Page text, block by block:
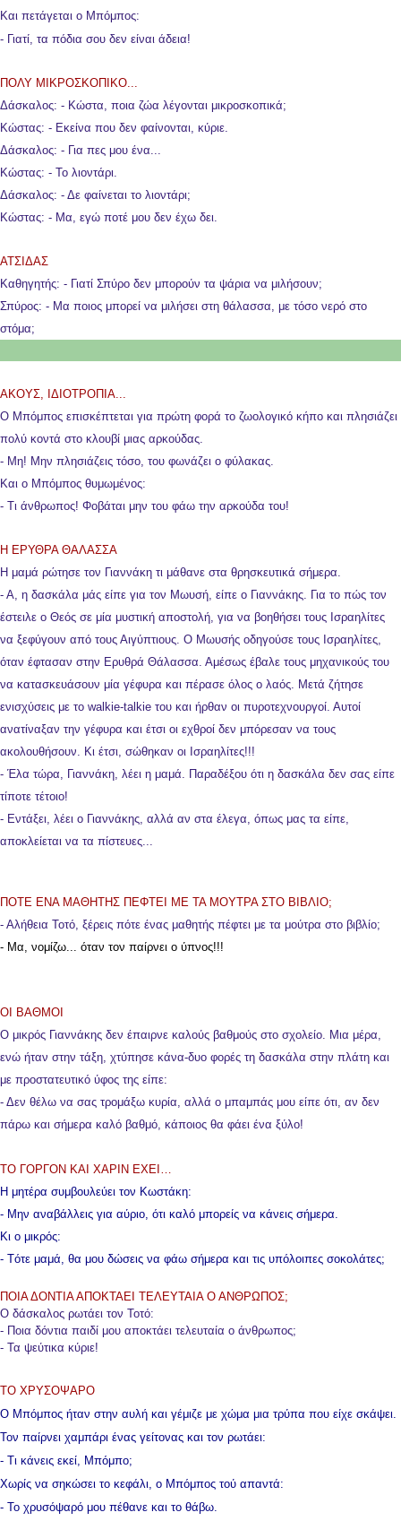
Και πετάγεται ο Μπόμπος:
- Γιατί, τα πόδια σου δεν είναι άδεια!
ΠΟΛΥ ΜΙΚΡΟΣΚΟΠΙΚO...
Δάσκαλος: - Κώστα, ποια ζώα λέγονται μικροσκοπικά;
Κώστας: - Εκείνα που δεν φαίνονται, κύριε.
Δάσκαλος: - Για πες μου ένα...
Κώστας: - Το λιοντάρι.
Δάσκαλος: - Δε φαίνεται το λιοντάρι;
Κώστας: - Μα, εγώ ποτέ μου δεν έχω δει.
ΑΤΣΙΔΑΣ
Καθηγητής: - Γιατί Σπύρο δεν μπορούν τα ψάρια να μιλήσουν;
Σπύρος: - Mα ποιος μπορεί να μιλήσει στη θάλασσα, με τόσο νερό στο
στόμα;
ΑΚΟΥΣ, ΙΔΙΟΤΡΟΠΙΑ...
Ο Μπόμπος επισκέπτεται για πρώτη φορά το ζωολογικό κήπο και πλησιάζει
πολύ κοντά στο κλουβί μιας αρκούδας.
- Μη! Μην πλησιάζεις τόσο, του φωνάζει ο φύλακας.
Και ο Μπόμπος θυμωμένος:
- Τι άνθρωπος! Φοβάται μην του φάω την αρκούδα του!
Η ΕΡΥΘΡΑ ΘΑΛΑΣΣΑ
Η μαμά ρώτησε τον Γιαννάκη τι μάθανε στα θρησκευτικά σήμερα.
- Α, η δασκάλα μάς είπε για τον Μωυσή, είπε ο Γιαννάκης. Για το πώς τον
έστειλε ο Θεός σε μία μυστική αποστολή, για να βοηθήσει τους Ισραηλίτες
να ξεφύγουν από τους Αιγύπτιους. Ο Μωυσής οδηγούσε τους Ισραηλίτες,
όταν έφτασαν στην Ερυθρά Θάλασσα. Αμέσως έβαλε τους μηχανικούς του
να κατασκευάσουν μία γέφυρα και πέρασε όλος ο λαός. Μετά ζήτησε
ενισχύσεις με το walkie-talkie του και ήρθαν οι πυροτεχνουργοί. Αυτοί
ανατίναξαν την γέφυρα και έτσι οι εχθροί δεν μπόρεσαν να τους
ακολουθήσουν. Κι έτσι, σώθηκαν οι Ισραηλίτες!!!
- Έλα τώρα, Γιαννάκη, λέει η μαμά. Παραδέξου ότι η δασκάλα δεν σας είπε
τίποτε τέτοιο!
- Εντάξει, λέει ο Γιαννάκης, αλλά αν στα έλεγα, όπως μας τα είπε,
αποκλείεται να τα πίστευες...
ΠΟΤΕ ΕΝΑ ΜΑΘΗΤΗΣ ΠΕΦΤΕΙ ΜΕ ΤΑ ΜΟΥΤΡΑ ΣΤΟ ΒΙΒΛΙΟ;
- Αλήθεια Τοτό, ξέρεις πότε ένας μαθητής πέφτει με τα μούτρα στο βιβλίο;
- Μα, νομίζω... όταν τον παίρνει ο ύπνος!!!
ΟΙ ΒΑΘΜΟΙ
Ο μικρός Γιαννάκης δεν έπαιρνε καλούς βαθμούς στο σχολείο. Μια μέρα,
ενώ ήταν στην τάξη, χτύπησε κάνα-δυο φορές τη δασκάλα στην πλάτη και
με προστατευτικό ύφος της είπε:
- Δεν θέλω να σας τρομάξω κυρία, αλλά ο μπαμπάς μου είπε ότι, αν δεν
πάρω και σήμερα καλό βαθμό, κάποιος θα φάει ένα ξύλο!
ΤΟ ΓΟΡΓΟΝ ΚΑΙ ΧΑΡΙΝ ΕΧΕΙ…
Η μητέρα συμβουλεύει τον Κωστάκη:
- Μην αναβάλλεις για αύριο, ότι καλό μπορείς να κάνεις σήμερα.
Κι ο μικρός:
- Tότε μαμά, θα μου δώσεις να φάω σήμερα και τις υπόλοιπες σοκολάτες;
ΠΟΙΑ ΔΟΝΤΙΑ ΑΠΟΚΤΑΕΙ ΤΕΛΕΥΤΑΙA Ο ΑΝΘΡΩΠΟΣ;
Ο δάσκαλος ρωτάει τον Τοτό:
- Ποια δόντια παιδί μου αποκτάει τελευταία ο άνθρωπος;
- Τα ψεύτικα κύριε!
ΤΟ ΧΡΥΣΟΨΑΡΟ
Ο Μπόμπος ήταν στην αυλή και γέμιζε με χώμα μια τρύπα που είχε σκάψει.
Τον παίρνει χαμπάρι ένας γείτονας και τον ρωτάει:
- Τι κάνεις εκεί, Μπόμπο;
Χωρίς να σηκώσει το κεφάλι, ο Μπόμπος τού απαντά:
- Το χρυσόψαρό μου πέθανε και το θάβω.